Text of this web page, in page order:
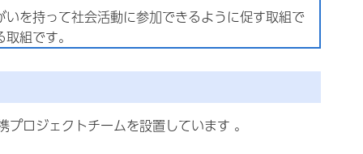
を持って社会活動に参加できるように促す取組で
組です。
プロジェクトチームを設置しています 。